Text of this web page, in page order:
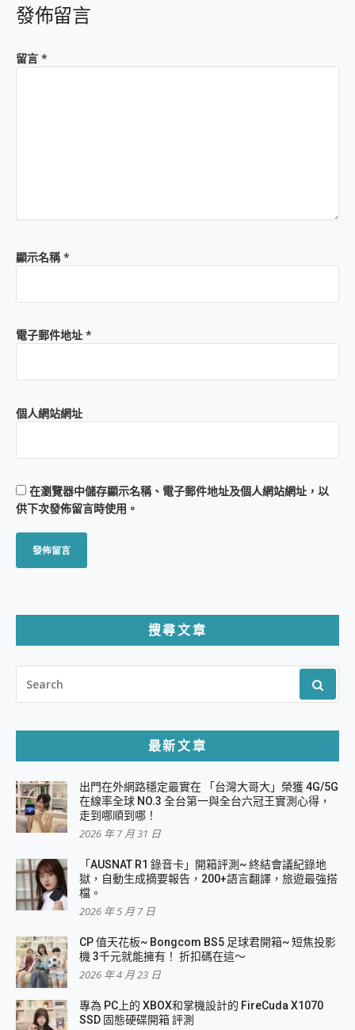
發佈留言
留言 *
顯示名稱*
電子郵件地址 *
個人網站網址
在瀏覽器中儲存顯示名稱、電子郵件地址及個人網站網址，以
供下次發佈留言時使用。
搜尋文章
FOR:
最新文章
出門在外網路穩定最實在 「台灣大哥大」榮獲 4G/5G
在線率全球 NO.3 全台第一與全台六冠王實測心得，
走到哪順到哪！
2026 年 7 月 31 日
「AUSNAT R1 錄音卡」開箱評測~ 終結會議紀錄地
獄，自動生成摘要報告，200+語言翻譯，旅遊最強搭
檔。
2026 年 5 月 7 日
CP 值天花板~ Bongcom BS5 足球君開箱~ 短焦投影
機 3千元就能擁有！ 折扣碼在這～
2026 年 4 月 23 日
專為 PC上的 XBOX和掌機設計的 FireCuda X1070
SSD 固態硬碟開箱 評測